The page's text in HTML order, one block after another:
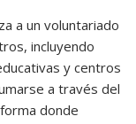
a un voluntariado
incluyendo
y centros
a través del
donde